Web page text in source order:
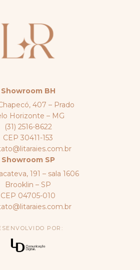
Showroom BH
407 – Prado
Horizonte – MG
(31) 2516-8622
CEP 30411-153
Showroom SP
191 – sala 1606
Brooklin – SP
CEP 04705-010
POR: